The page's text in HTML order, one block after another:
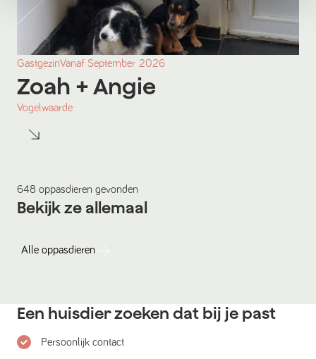
GastgezinVanaf September 2026
Zoah + Angie
Vogelwaarde
648 oppasdieren gevonden
Bekijk ze allemaal
Alle oppasdieren
Een huisdier zoeken dat bij je past
Persoonlijk contact